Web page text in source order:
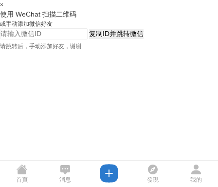
×
使用 WeChat 扫描二维码
或手动添加微信好友
复制ID并跳转微信
请跳转后，手动添加好友，谢谢
首頁 消息 發現 我的